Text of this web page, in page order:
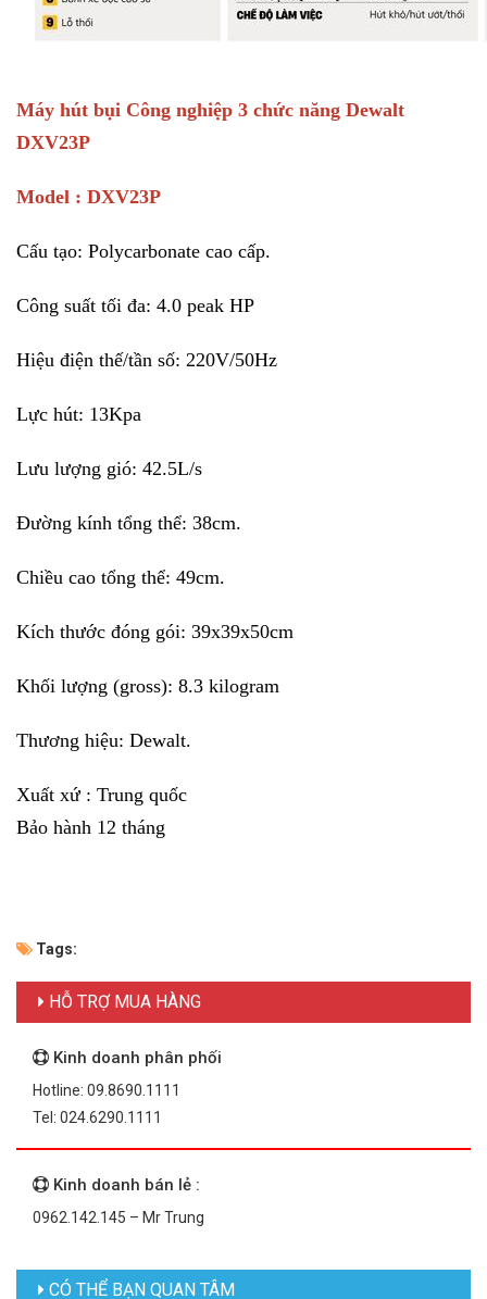
Máy hút bụi Công nghiệp 3 chức năng Dewalt
DXV23P
Model : DXV23P
Cấu tạo: Polycarbonate cao cấp.
Công suất tối đa: 4.0 peak HP
Hiệu điện thế/tần số: 220V/50Hz
Lực hút: 13Kpa
Lưu lượng gió: 42.5L/s
Đường kính tổng thể: 38cm.
Chiều cao tổng thể: 49cm.
Kích thước đóng gói: 39x39x50cm
Khối lượng (gross): 8.3 kilogram
Thương hiệu: Dewalt.
Xuất xứ : Trung quốc
Bảo hành 12 tháng
Tags:
HỖ TRỢ MUA HÀNG
Kinh doanh phân phối
Hotline: 09.8690.1111
Tel: 024.6290.1111
Kinh doanh bán lẻ :
0962.142.145 – Mr Trung
CÓ THỂ BẠN QUAN TÂM